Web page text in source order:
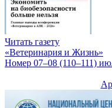
Читать газету
«Ветеринария и Жизнь»
Номер 07–08 (110–111)